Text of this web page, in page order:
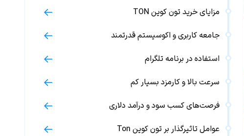
مزایای خرید تون کوین TON
جامعه کاربری و اکوسیستم قدرتمند
استفاده در برنامه تلگرام
سرعت بالا و کارمزد بسیار کم
فرصت‌های کسب سود و درآمد دلاری
عوامل تاثیرگذار بر تون کوین Ton